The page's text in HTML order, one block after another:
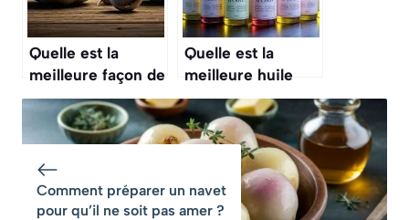
Quelle est la
meilleure façon de
conserver l’ail
frais ?
Quelle est la
meilleure huile
pour faire de la
friture ?
Comment préparer un navet
pour qu’il ne soit pas amer ?